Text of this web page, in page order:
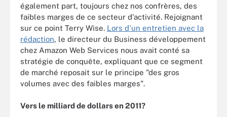
également part, toujours chez nos confrères, des
faibles marges de ce secteur d'activité. Rejoignant
sur ce point Terry Wise. Lors d'un entretien avec la
rédaction, le directeur du Business développement
chez Amazon Web Services nous avait conté sa
stratégie de conquête, expliquant que ce segment
de marché reposait sur le principe "des gros
volumes avec des faibles marges".
Vers le milliard de dollars en 2011?